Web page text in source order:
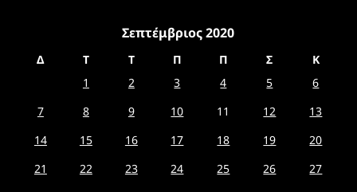
Σεπτέμβριος 2020
Δ Τ Τ Π Π Σ
Κ
1
2 3 4 5
6
7
8 9 10 11 12
13
14
15 16 17 18 19
20
21
22 23 24 25 26
27